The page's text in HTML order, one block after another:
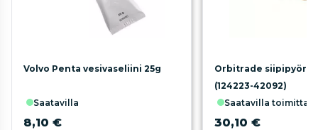
Volvo Penta vesivaseliini 25g
saatavilla
8,10 €
Orbitrade siipipyörä
(124223-42092)
saatavilla
30,10 €